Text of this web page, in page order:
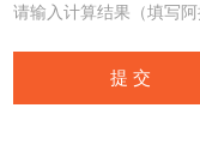
请输入计算结果（填写